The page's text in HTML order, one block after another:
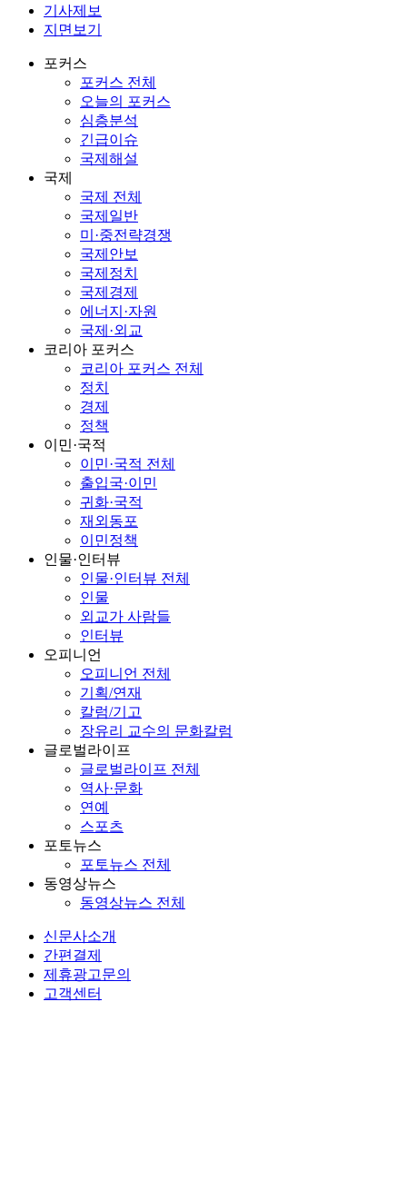
기사제보
지면보기
포커스
포커스 전체
오늘의 포커스
심층분석
긴급이슈
국제해설
국제
국제 전체
국제일반
미·중전략경쟁
국제안보
국제정치
국제경제
에너지·자원
국제·외교
코리아 포커스
코리아 포커스 전체
정치
경제
정책
이민·국적
이민·국적 전체
출입국·이민
귀화·국적
재외동포
이민정책
인물·인터뷰
인물·인터뷰 전체
인물
외교가 사람들
인터뷰
오피니언
오피니언 전체
기획/연재
칼럼/기고
장유리 교수의 문화칼럼
글로벌라이프
글로벌라이프 전체
역사·문화
연예
스포츠
포토뉴스
포토뉴스 전체
동영상뉴스
동영상뉴스 전체
신문사소개
간편결제
제휴광고문의
고객센터